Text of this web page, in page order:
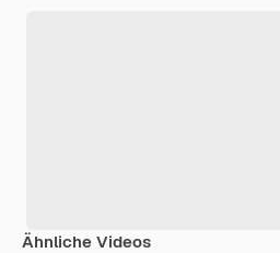
Ähnliche Videos